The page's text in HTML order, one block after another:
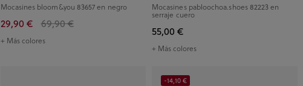
Mocasines bloom&you 83657 en negro
29,90 € 69,90 €
+ Más colores
Mocasines pabloochoa.shoes 82223 en
serraje cuero
55,00 €
+ Más colores
-14,10 €